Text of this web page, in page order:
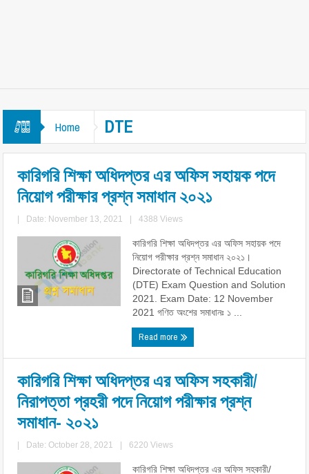
Home DTE
কারিগরি শিক্ষা অধিদপ্তর এর অফিস সহায়ক পদে
নিয়োগ পরীক্ষার প্রশ্ন সমাধান ২০২১
Date: November 13, 2021 4388 Views
কারিগরি শিক্ষা অধিদপ্তর এর অফিস সহায়ক পদে
নিয়োগ পরীক্ষার প্রশ্ন সমাধান ২০২১।
Directorate of Technical Education
(DTE) Exam Question and Solution
2021. Exam Date: 12 November
2021 গণিত অংশের সমাধানঃ ১ ...
Read more
কারিগরি শিক্ষা অধিদপ্তর এর অফিস সহকারী/
নিরাপত্তা প্রহরী পদে নিয়োগ পরীক্ষার প্রশ্ন
সমাধান- ২০২১
Date: October 28, 2021 6220 Views
কারিগরি শিক্ষা অধিদপ্তর এর অফিস সহকারী/